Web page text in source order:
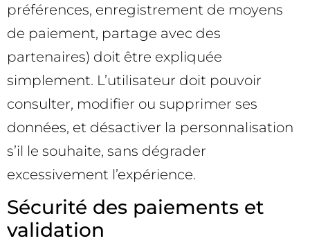
préférences, enregistrement de moyens
de paiement, partage avec des
partenaires) doit être expliquée
simplement. L’utilisateur doit pouvoir
consulter, modifier ou supprimer ses
données, et désactiver la personnalisation
s’il le souhaite, sans dégrader
excessivement l’expérience.
Sécurité des paiements et
validation